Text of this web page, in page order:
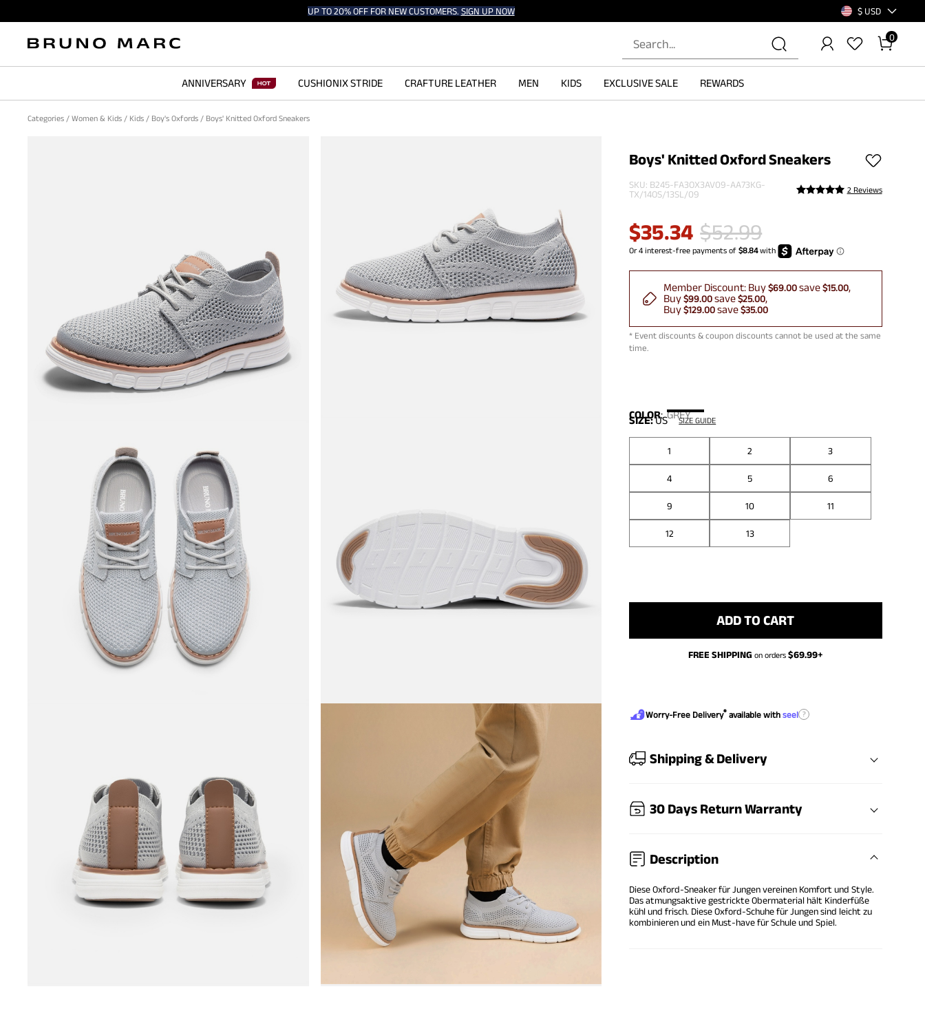
UP TO 20% OFF FOR NEW CUSTOMERS. SIGN UP NOW $ USD
0
ANNIVERSARY CUSHIONIX STRIDE CRAFTURE LEATHER MEN KIDS EXCLUSIVE SALE REWARDS
Categories / Women & Kids / Kids / Boy's Oxfords / Boys' Knitted Oxford Sneakers
Boys' Knitted Oxford Sneakers
SKU: B245-FA3OX3AV09-AA73KG-
TX/14OS/13SL/09
2 Reviews
$35.34 $52.99
Member Discount: Buy$69.00save$15.00
Buy$99.00save$25.00
Buy$129.00save$35.00
* Event discounts & coupon discounts cannot be used at the same
time.
COLOR:GREY
SIZE:US SIZE GUIDE
1 2 3
4 5 6
9 10 11
12 13
ADD TO CART
FREE SHIPPING on orders$69.99+
Worry-Free Delivery® available withseel ?
Shipping & Delivery
30 Days Return Warranty
Description
Diese Oxford-Sneaker für Jungen vereinen Komfort und Style.
Das atmungsaktive gestrickte Obermaterial hält Kinderfüße
kühl und frisch. Diese Oxford-Schuhe für Jungen sind leicht zu
kombinieren und ein Must-have für Schule und Spiel.